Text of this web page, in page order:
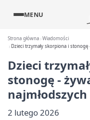
MENU
Strona główna Wiadomości
Dzieci trzymały skorpiona i
Dzieci
stonogę -
najmłodszych
2 lutego 2026